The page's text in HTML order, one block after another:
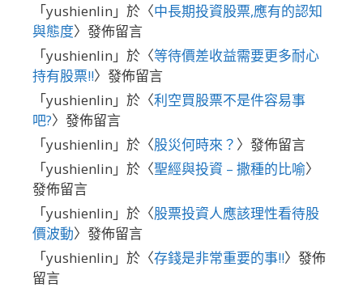
「yushienlin 」於〈中長期投資股票,應有的認知
與態度〉發佈留言
「yushienlin 」於〈等待價差收益需要更多耐心
持有股票!!〉發佈留言
「yushienlin 」於〈利空買股票不是件容易事
吧?〉發佈留言
「yushienlin 」於〈股災何時來？ 〉發佈留言
「yushienlin 」於〈聖經與投資 – 撒種的比喻〉
發佈留言
「yushienlin 」於〈股票投資人應該理性看待股
價波動〉發佈留言
「yushienlin 」於〈存錢是非常重要的事!!〉發佈
留言